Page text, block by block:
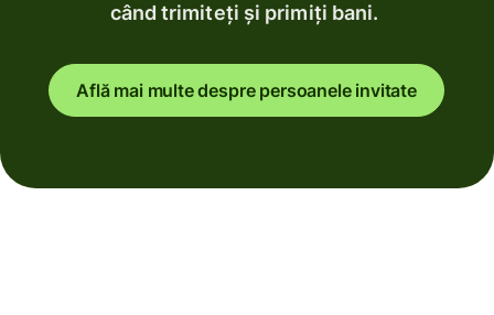
când trimiteți și primiți bani.
Află mai multe despre persoanele invitate